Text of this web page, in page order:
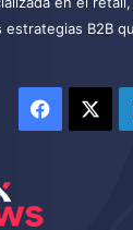
estrategias B2B